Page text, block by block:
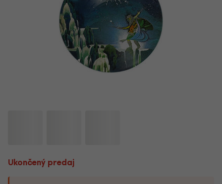
Ukončený predaj